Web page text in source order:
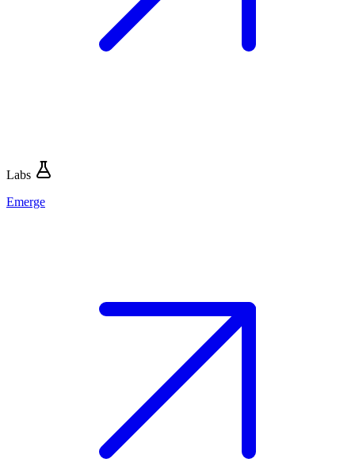
Labs
Emerge